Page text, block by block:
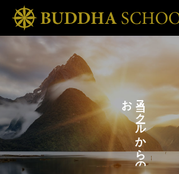
ス
ク
ル
か
ら
の
お
ら
せ
。